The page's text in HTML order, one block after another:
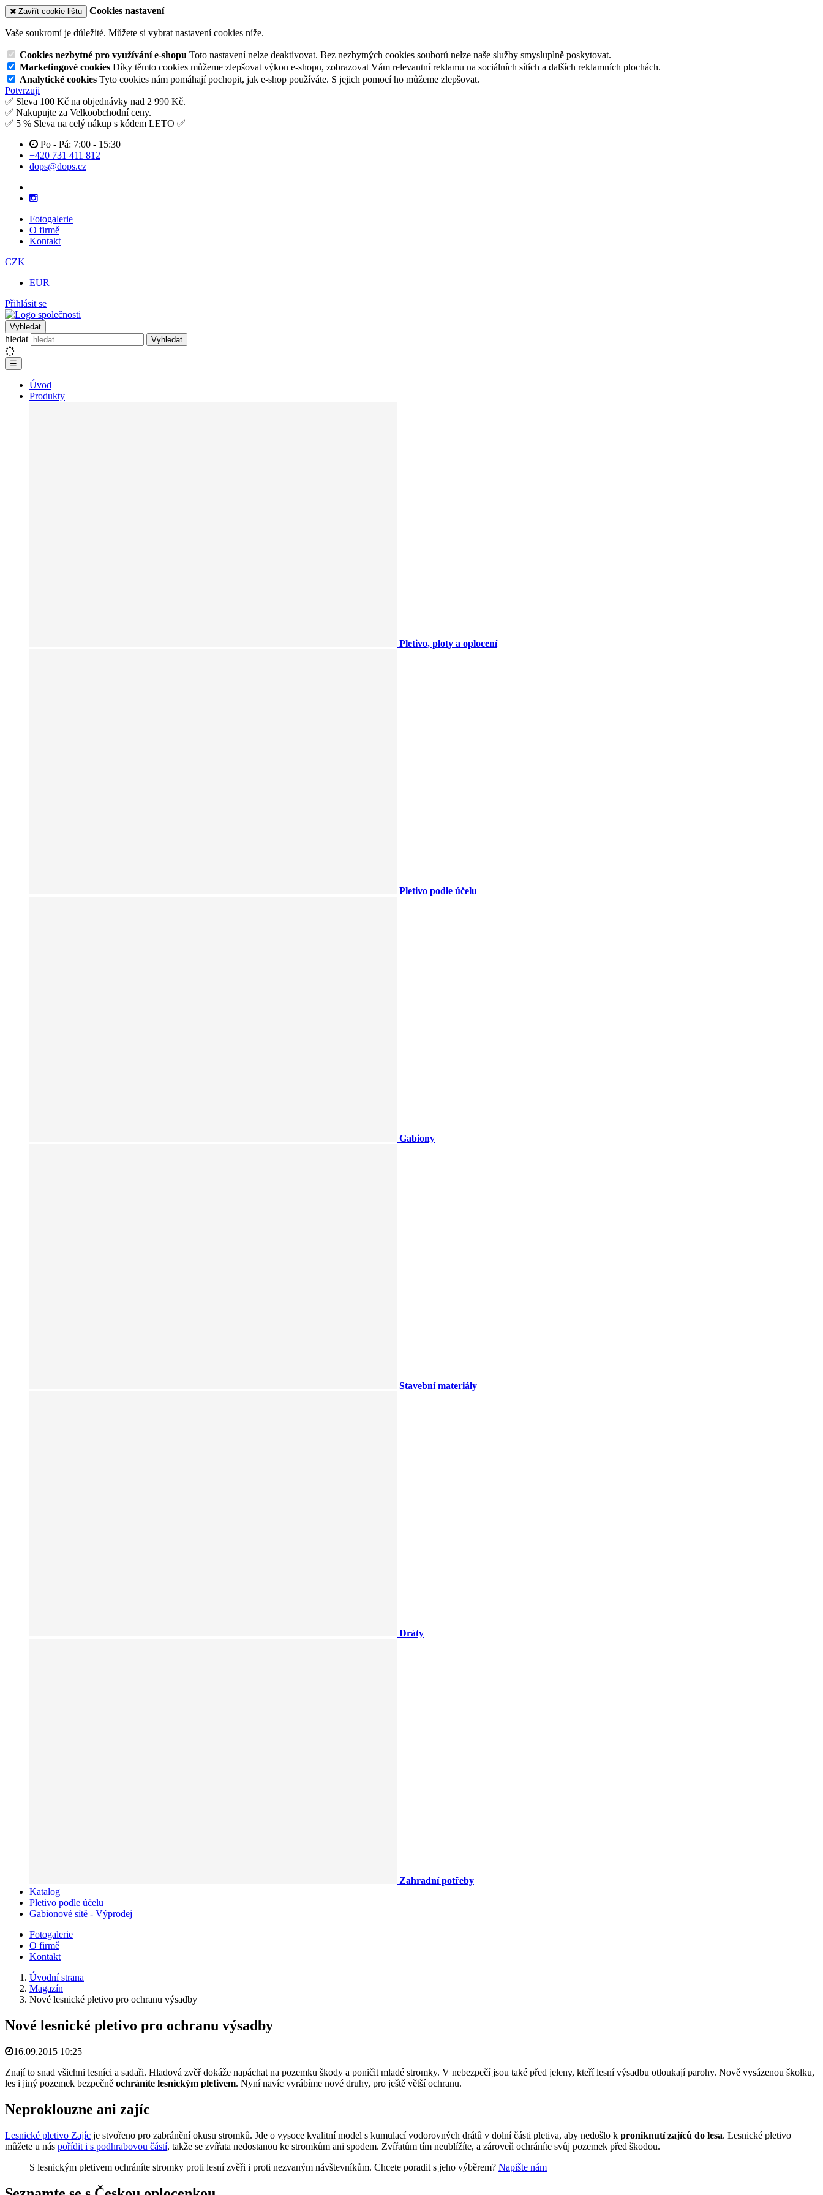
Zavřít cookie lištu Cookies nastavení
Vaše soukromí je důležité. Můžete si vybrat nastavení cookies níže.
Cookies nezbytné pro využívání e-shopu Toto nastavení nelze deaktivovat. Bez nezbytných cookies souborů nelze naše služby smysluplně poskytovat.
Marketingové cookies Díky těmto cookies můžeme zlepšovat výkon e-shopu, zobrazovat Vám relevantní reklamu na sociálních sítích a dalších reklamních plochách.
Analytické cookies Tyto cookies nám pomáhají pochopit, jak e-shop používáte. S jejich pomocí ho můžeme zlepšovat.
Potvrzuji
✅ Sleva 100 Kč na objednávky nad 2 990 Kč.
✅ Nakupujte za Velkoobchodní ceny.
✅ 5 % Sleva na celý nákup s kódem LETO ✅
Po - Pá: 7:00 - 15:30
+420 731 411 812
dops@dops.cz
Fotogalerie
O firmě
Kontakt
CZK
EUR
Přihlásit se
Vyhledat
hledat Vyhledat
☰
Úvod
Produkty
Pletivo, ploty a oplocení
Pletivo podle účelu
Gabiony
Stavební materiály
Dráty
Zahradní potřeby
Katalog
Pletivo podle účelu
Gabionové sítě - Výprodej
Fotogalerie
O firmě
Kontakt
Úvodní strana
Magazín
Nové lesnické pletivo pro ochranu výsadby
Nové lesnické pletivo pro ochranu výsadby
16.09.2015 10:25
Znají to snad všichni lesníci a sadaři. Hladová zvěř dokáže napáchat na pozemku škody a poničit mladé stromky. V nebezpečí jsou také před jeleny, kteří lesní výsadbu otloukají parohy. Nově vysázenou školku,
les i jiný pozemek bezpečně ochráníte lesnickým pletivem. Nyní navíc vyrábíme nové druhy, pro ještě větší ochranu.
Neproklouzne ani zajíc
Lesnické pletivo Zajíc je stvořeno pro zabránění okusu stromků. Jde o vysoce kvalitní model s kumulací vodorovných drátů v dolní části pletiva, aby nedošlo k proniknutí zajíců do lesa. Lesnické pletivo
můžete u nás pořídit i s podhrabovou částí, takže se zvířata nedostanou ke stromkům ani spodem. Zvířatům tím neublížíte, a zároveň ochráníte svůj pozemek před škodou.
S lesnickým pletivem ochráníte stromky proti lesní zvěři i proti nezvaným návštevníkům. Chcete poradit s jeho výběrem? Napište nám